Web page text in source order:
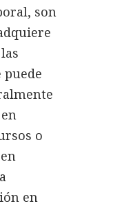
son
puede
o
en